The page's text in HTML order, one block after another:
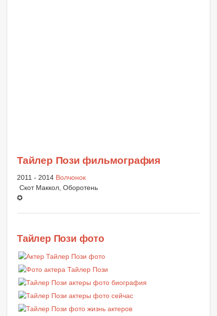
Тайлер Пози фильмография
2011 - 2014 Волчонок
Скот Маккол, Оборотень
✪
Тайлер Пози фото